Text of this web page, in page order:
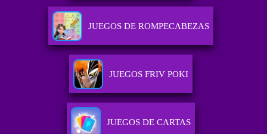
JUEGOS DE ROMPECABEZAS
JUEGOS FRIV POKI
JUEGOS DE CARTAS